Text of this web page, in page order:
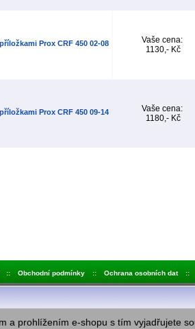
Prox CRF 450 02-08
Vaše cena:
1130,- Kč
Prox CRF 450 09-14
Vaše cena:
1180,- Kč
:: Obchodní podmínky :: Ochrana osobních dat ::
a prohlížením e-shopu s tím vyjadřujete